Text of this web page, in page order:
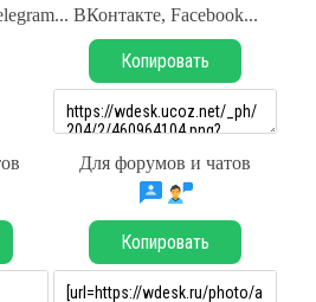
ВКонтакте, Facebook...
Копировать
Для форумов и чатов
Копировать